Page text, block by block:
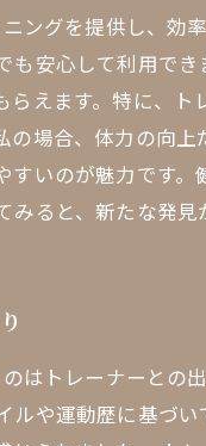
ングを提供し、
安心して利用で
えます。特に、
場合、体力の向
いのが魅力です
ると、新たな発見
はトレーナーと
や運動歴に基づ